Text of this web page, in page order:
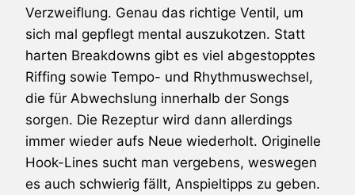
Verzweiflung. Genau das richtige Ventil, um
sich mal gepflegt mental auszukotzen. Statt
harten Breakdowns gibt es viel abgestopptes
Riffing sowie Tempo- und Rhythmuswechsel,
die für Abwechslung innerhalb der Songs
sorgen. Die Rezeptur wird dann allerdings
immer wieder aufs Neue wiederholt. Originelle
Hook-Lines sucht man vergebens, weswegen
es auch schwierig fällt, Anspieltipps zu geben.